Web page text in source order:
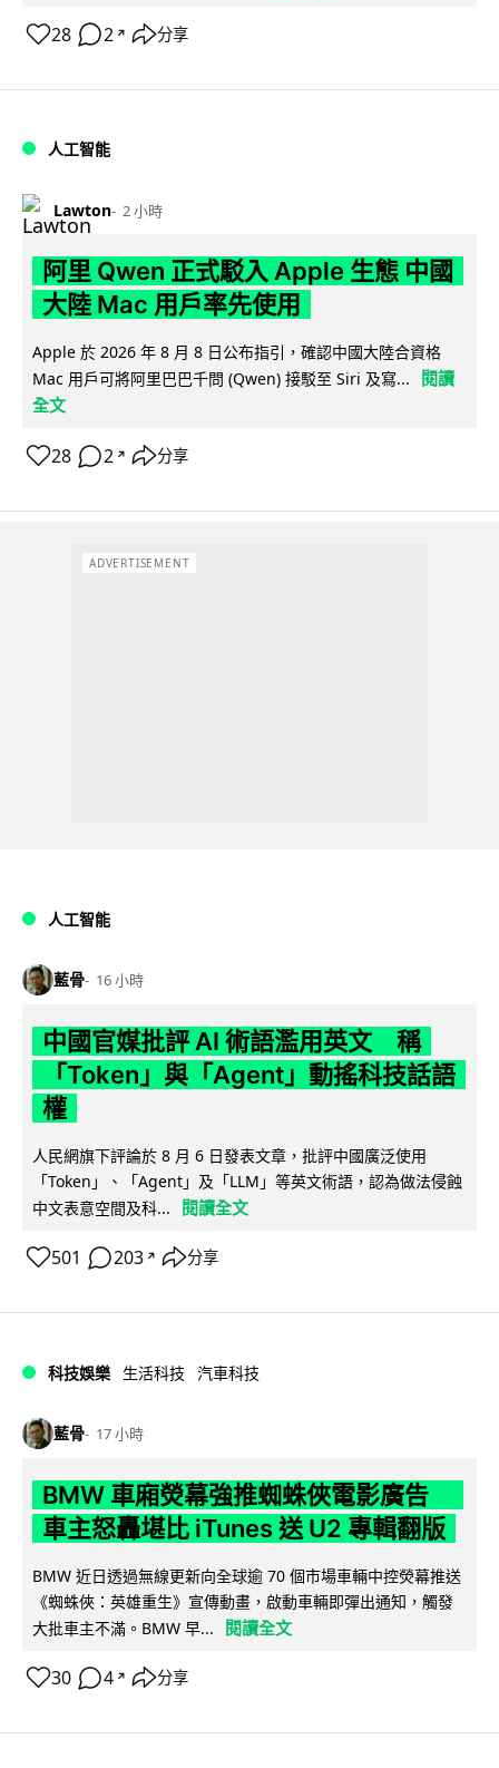
28 2 ↗ 分享
人工智能
Lawton 2 小時
阿里 Qwen 正式駁入 Apple 生態 中國
大陸 Mac 用戶率先使用
Apple 於 2026 年 8 月 8 日公布指引，確認中國大陸合資格
Mac 用戶可將阿里巴巴千問 (Qwen) 接駁至 Siri 及寫...
閱讀
全文
28 2 ↗ 分享
ADVERTISEMENT
人工智能
藍骨 16 小時
中國官媒批評 AI 術語濫用英文 稱
「Token」與「Agent」動搖科技話語
權
人民網旗下評論於 8 月 6 日發表文章，批評中國廣泛使用
「Token」、「Agent」及「LLM」等英文術語，認為做法侵蝕
中文表意空間及科...
閱讀全文
501 203 ↗ 分享
科技娛樂 生活科技 汽車科技
藍骨 17 小時
BMW 車廂熒幕強推蜘蛛俠電影廣告
車主怒轟堪比 iTunes 送 U2 專輯翻版
BMW 近日透過無線更新向全球逾 70 個市場車輛中控熒幕推送
《蜘蛛俠：英雄重生》宣傳動畫，啟動車輛即彈出通知，觸發
大批車主不滿。BMW 早...
閱讀全文
30 4 ↗ 分享